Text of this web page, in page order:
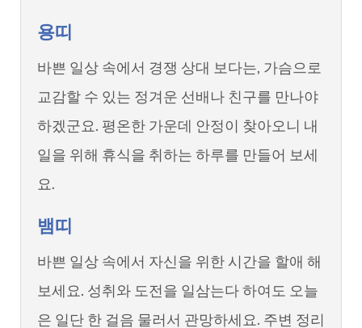
용띠
바쁜 일상 속에서 경쟁 상대 보다는, 가슴으로
교감할 수 있는 정겨운 선배나 친구를 만나야
하겠군요. 평온한 가운데 안정이 찾아오니 내
일을 위해 휴식을 취하는 하루를 만들어 보세
요.
뱀띠
바쁜 일상 속에서 자신을 위한 시간을 할애 해
보세요. 성취와 도전을 일삼는다 하여도 오늘
은 일단 한 걸음 물러서 관망하세요. 주변 정리